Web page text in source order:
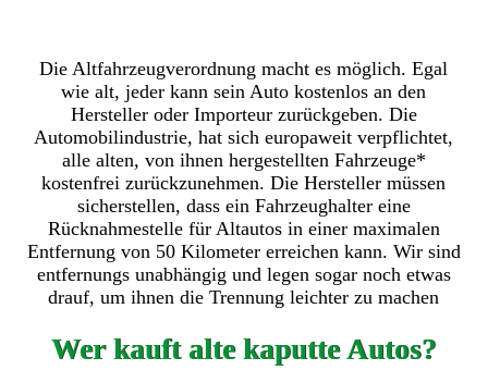
Die Altfahrzeugverordnung macht es möglich. Egal
wie alt, jeder kann sein Auto kostenlos an den
Hersteller oder Importeur zurückgeben. Die
Automobilindustrie, hat sich europaweit verpflichtet,
alle alten, von ihnen hergestellten Fahrzeuge*
kostenfrei zurückzunehmen. Die Hersteller müssen
sicherstellen, dass ein Fahrzeughalter eine
Rücknahmestelle für Altautos in einer maximalen
Entfernung von 50 Kilometer erreichen kann. Wir sind
entfernungs unabhängig und legen sogar noch etwas
drauf, um ihnen die Trennung leichter zu machen
Wer kauft alte kaputte Autos?